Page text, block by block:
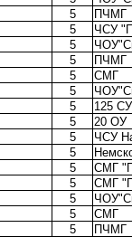
5
ПЧМГ
5
ЧСУ
5
5
ПЧМГ
5
СМГ
5
5
125 СУ
5
20 ОУ
5
ЧСУ
5
5
СМГ
5
СМГ
5
5
СМГ
5
ПЧМГ